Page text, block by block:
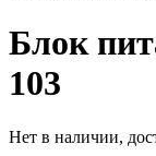
Блок
103
Нет в наличии,